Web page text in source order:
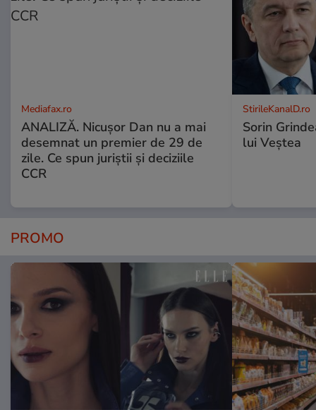
Mediafax.ro
ANALIZĂ. Nicușor Dan nu a mai
desemnat un premier de 29 de
zile. Ce spun juriștii și deciziile
CCR
StirileKanalD.ro
Sorin
lui Veștea
PROMO